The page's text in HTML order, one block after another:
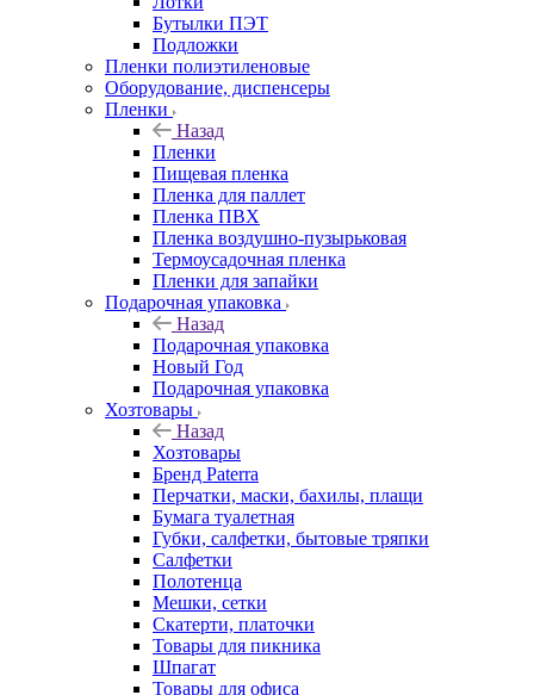
Бутылки ПЭТ
Подложки
Пленки полиэтиленовые
Оборудование, диспенсеры
Пленки
Назад
Пленки
Пищевая пленка
Пленка для паллет
Пленка ПВХ
Пленка воздушно-пузырьковая
Термоусадочная пленка
Пленки для запайки
Подарочная упаковка
Назад
Подарочная упаковка
Новый Год
Подарочная упаковка
Хозтовары
Назад
Хозтовары
Бренд Paterra
Перчатки, маски, бахилы, плащи
Бумага туалетная
Губки, салфетки, бытовые тряпки
Салфетки
Полотенца
Мешки, сетки
Скатерти, платочки
Товары для пикника
Шпагат
Товары для офиса